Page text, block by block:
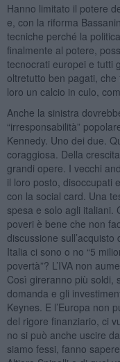
Hanno limitato il potere
e, con la riforma
tecniche perché la
finalmente al potere,
tecnocrati europei e tutti
oltretutto ben pagati,
loro un calcio in culo,
Anche la sinistra
“irresponsabilità”
Kennedy. Uno dei due.
coraggiosa. Della
grandi opere. I vecchi
il loro posto, disoccupati
con la social card. Una
spesa e solo agli italiani.
poveri è bene che non
discussione
Italia ci sono o no “5
povertà”? L’IVA non
Così gireranno più soldi,
domanda e gli
Keynes. E l’Europa non
del rigore finanziario, ci
no si può anche uscire
siamo fessi, fanno